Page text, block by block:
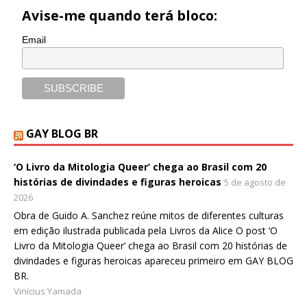
Avise-me quando terá bloco:
Email
GAY BLOG BR
‘O Livro da Mitologia Queer’ chega ao Brasil com 20
histórias de divindades e figuras heroicas 5 de agosto de
2026
Obra de Guido A. Sanchez reúne mitos de diferentes culturas
em edição ilustrada publicada pela Livros da Alice O post ‘O
Livro da Mitologia Queer’ chega ao Brasil com 20 histórias de
divindades e figuras heroicas apareceu primeiro em GAY BLOG
BR.
Vinícius Yamada